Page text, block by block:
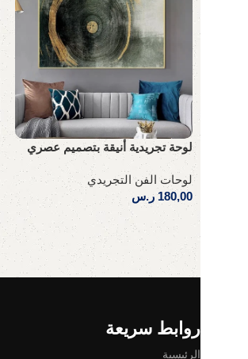
لوحة تجريدية أنيقة بتصميم عصري
لوحات الفن التجريدي
180,00 ر.س
إضافة إلى السلة
Read More
روابط سريعة
الرئيسية